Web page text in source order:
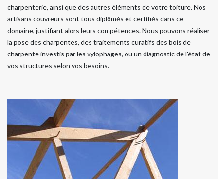
charpenterie, ainsi que des autres éléments de votre toiture. Nos
artisans couvreurs sont tous diplômés et certifiés dans ce
domaine, justifiant alors leurs compétences. Nous pouvons réaliser
la pose des charpentes, des traitements curatifs des bois de
charpente investis par les xylophages, ou un diagnostic de l'état de
vos structures selon vos besoins.